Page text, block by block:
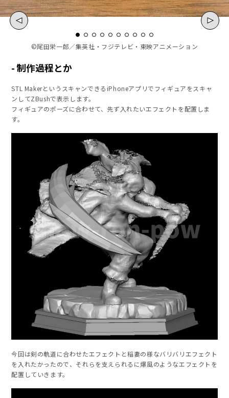
©尾田栄一郎／集英社・フジテレビ・東映アニメーション
制作過程とか
STL MakerというスキャンできるiPhoneアプリでフィギュアをスキャ
ンしてZBushで表示します。
フィギュアのポーズに合わせて、先ず入れたいエフェクトを配置しま
す。
今回は剣の軌道に合わせたエフェクトと稲妻の様なバリバリエフェクト
を入れたかったので、それらを支えられるに爆風のようなエフェクトを
配置していきます。